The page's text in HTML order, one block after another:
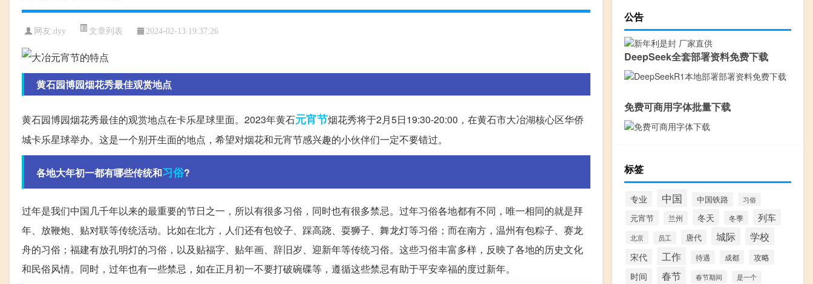
网友:dyy 文章列表 2024-02-13 19:37:26
黄石园博园烟花秀最佳观赏地点
黄石园博园烟花秀最佳的观赏地点在卡乐星球里面。2023年黄石元宵节烟花秀将于2月5日19:30-20:00，在黄石市大冶湖核心区华侨
城卡乐星球举办。这是一个别开生面的地点，希望对烟花和元宵节感兴趣的小伙伴们一定不要错过。
各地大年初一都有哪些传统和习俗?
过年是我们中国几千年以来的最重要的节日之一，所以有很多习俗，同时也有很多禁忌。过年习俗各地都有不同，唯一相同的就是拜
年、放鞭炮、贴对联等传统活动。比如在北方，人们还有包饺子、踩高跷、耍狮子、舞龙灯等习俗；而在南方，温州有包粽子、赛龙
舟的习俗；福建有放孔明灯的习俗，以及贴福字、贴年画、辞旧岁、迎新年等传统习俗。这些习俗丰富多样，反映了各地的历史文化
和民俗风情。同时，过年也有一些禁忌，如在正月初一不要打破碗碟等，遵循这些禁忌有助于平安幸福的度过新年。
公告
DeepSeek全套部署资料免费下载
免费可商用字体批量下载
标签
专业 中国 中国铁路 习俗
元宵节 兰州 冬天 冬季 列车
北京 员工 唐代 城际 学校
宋代 工作 待遇 成都 攻略
时间 春节 春节期间 是一个